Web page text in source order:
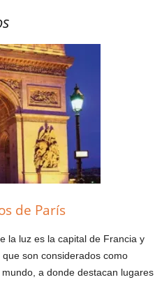
de París
la luz es la capital de Francia y
son considerados como
a donde destacan lugares